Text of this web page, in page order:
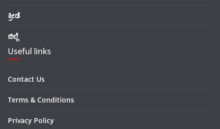
ಕ್ರೀಡೆ
ಜಿಲ್ಲೆ
Useful links
Contact Us
Terms & Conditions
Privacy Policy